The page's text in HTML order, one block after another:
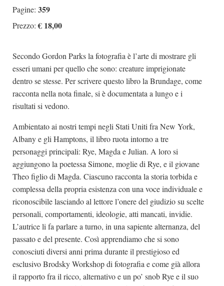
Pagine: 359
Prezzo:€ 18,00
Secondo Gordon Parks la fotografia è l’arte di mostrare gli
esseri umani per quello che sono: creature imprigionate
dentro se stesse. Per scrivere questo libro la Brundage, come
racconta nella nota finale, si è documentata a lungo e i
risultati si vedono.
Ambientato ai nostri tempi negli Stati Uniti fra New York,
Albany e gli Hamptons, il libro ruota intorno a tre
personaggi principali: Rye, Magda e Julian. A loro si
aggiungono la poetessa Simone, moglie di Rye, e il giovane
Theo figlio di Magda. Ciascuno racconta la storia torbida e
complessa della propria esistenza con una voce individuale e
riconoscibile lasciando al lettore l’onere del giudizio su scelte
personali, comportamenti, ideologie, atti mancati, invidie.
L’autrice li fa parlare a turno, in una sapiente alternanza, del
passato e del presente. Così apprendiamo che si sono
conosciuti diversi anni prima durante il prestigioso ed
esclusivo Brodsky Workshop di fotografia e come già allora
il rapporto fra il ricco, alternativo e un po’ snob Rye e il suo